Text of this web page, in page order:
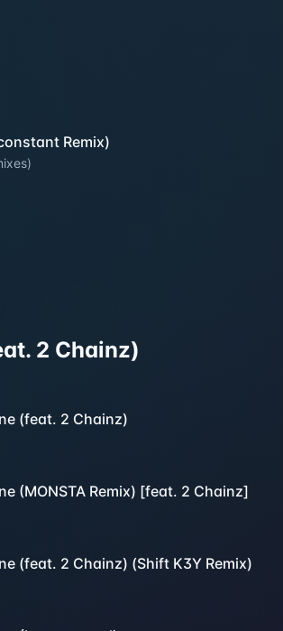
Remix)
2 Chainz)
(feat. 2 Chainz)
(MONSTA Remix) [feat. 2 Chainz]
(feat. 2 Chainz) (Shift K3Y Remix)